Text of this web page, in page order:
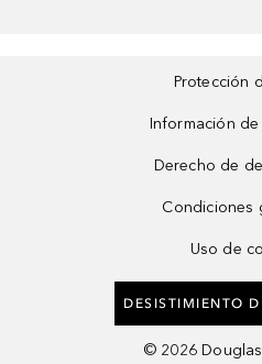
Protección
Información
Derecho de
Condiciones
Uso de
DESISTIMIENTO
© 2026